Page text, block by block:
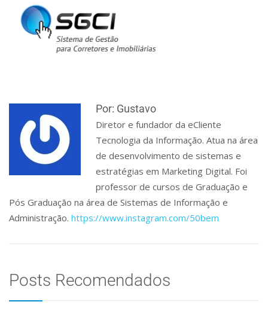
Por: Gustavo
Diretor e fundador da eCliente
Tecnologia da Informação. Atua na área
de desenvolvimento de sistemas e
estratégias em Marketing Digital. Foi
professor de cursos de Graduação e
Pós Graduação na área de Sistemas de Informação e
Administração. https://www.instagram.com/50bem
Posts Recomendados